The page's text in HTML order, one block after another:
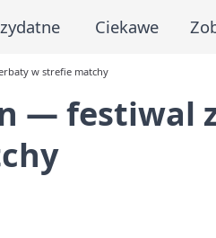
Ciekawe
w strefie matchy
— festiwal